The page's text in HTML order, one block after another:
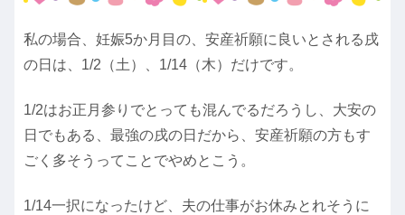
私の場合、妊娠5か月目の、安産祈願に良いとされる戌
の日は、1/2（土）、1/14（木）だけです。
1/2はお正月参りでとっても混んでるだろうし、大安の
日でもある、最強の戌の日だから、安産祈願の方もす
ごく多そうってことでやめとこう。
1/14一択になったけど、夫の仕事がお休みとれそうに